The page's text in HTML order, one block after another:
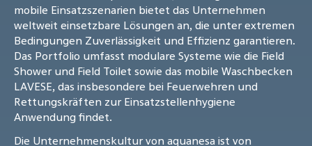
mobile Einsatzszenarien bietet das Unternehmen
weltweit einsetzbare Lösungen an, die unter extremen
Bedingungen Zuverlässigkeit und Effizienz garantieren.
Das Portfolio umfasst modulare Systeme wie die Field
Shower und Field Toilet sowie das mobile Waschbecken
LAVESE, das insbesondere bei Feuerwehren und
Rettungskräften zur Einsatzstellenhygiene
Anwendung findet.
Die Unternehmenskultur von aquanesa ist von